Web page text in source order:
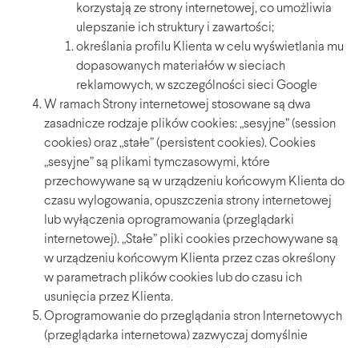
korzystają ze strony internetowej, co umożliwia
ulepszanie ich struktury i zawartości;
określania profilu Klienta w celu wyświetlania mu
dopasowanych materiałów w sieciach
reklamowych, w szczególności sieci Google
W ramach Strony internetowej stosowane są dwa
zasadnicze rodzaje plików cookies: „sesyjne” (session
cookies) oraz „stałe” (persistent cookies). Cookies
„sesyjne” są plikami tymczasowymi, które
przechowywane są w urządzeniu końcowym Klienta do
czasu wylogowania, opuszczenia strony internetowej
lub wyłączenia oprogramowania (przeglądarki
internetowej). „Stałe” pliki cookies przechowywane są
w urządzeniu końcowym Klienta przez czas określony
w parametrach plików cookies lub do czasu ich
usunięcia przez Klienta.
Oprogramowanie do przeglądania stron Internetowych
(przeglądarka internetowa) zazwyczaj domyślnie